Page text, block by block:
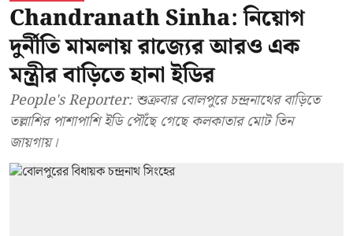
Chandranath Sinha: নিয়োগ
দুর্নীতি মামলায় রাজ্যের আরও এক
মন্ত্রীর বাড়িতে হানা ইডির
People's Reporter: শুক্রবার বোলপুরে চন্দ্রনাথের বাড়িতে
তল্লাশির পাশাপাশি ইডি পৌঁছে গেছে কলকাতার মোট তিন
জায়গায়।